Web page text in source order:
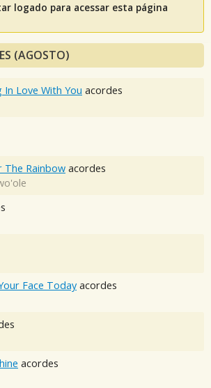
logado para acessar esta página
(AGOSTO)
In Love With You acordes
The Rainbow acordes
Face Today acordes
acordes